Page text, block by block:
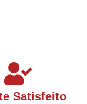
Satisfeito